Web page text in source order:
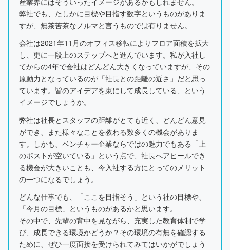
弊社でも、たしかに目標や目指す数字というものがありま
すが、無茶苦茶なノルマと言うものでは有りません。
会社は2021年11月のオフィス移転によりフロア面積を拡大
し、更に一段上のステップへと進んでいます。私が入社し
てからの4年で会社はどんどん大きくなっていますが、その
原動力となっているのが「社長との距離の近さ」だと思っ
ています。皆のアイデアを束にして成長している、という
イメージでしょうか。
弊社は社長とスタッフの距離がとても近く、どんどん意見
ができ、また様々なことを教わる数多くの機会がありま
す。しかも、ベンチャー企業ならではの魅力でもある「上
のポストが空いている」という点で、社長へアピールでき
る機会が大きいことも、今入社する方にとってのメリット
の一つになるでしょう。
どんな仕事でも、「ここを目指そう」という社の目標や、
「今月の目標」というものがあるかと思います。
その中で、先輩の背中を見ながら、充実した教育体制で学
び、成長できる環境かどうか？その環境の有無を確認する
ために、ぜひ一度面接を受けられてみてはいかがでしょう